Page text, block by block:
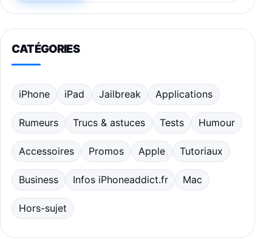
CATÉGORIES
iPhone iPad Jailbreak Applications
Rumeurs Trucs & astuces Tests Humour
Accessoires Promos Apple Tutoriaux
Business Infos iPhoneaddict.fr Mac
Hors-sujet